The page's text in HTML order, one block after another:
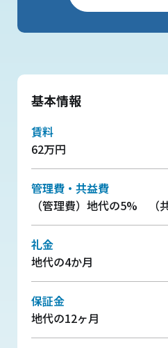
基本情報
賃料
62万円
管理費・共益費
（管理費）地代の5% （
礼金
地代の4か月
保証金
地代の12ヶ月